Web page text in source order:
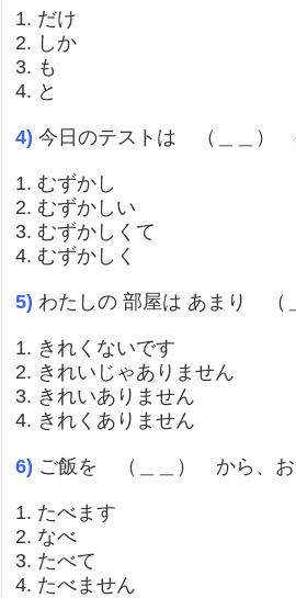
1. だけ
2. しか
3. も
4. と
4) 今日のテストは （＿＿）
1. むずかし
2. むずかしい
3. むずかしくて
4. むずかしく
5) わたしの 部屋は あまり （
1. きれくないです
2. きれいじゃありません
3. きれいありません
4. きれくありません
6) ご飯を （＿＿） から、お
1. たべます
2. なべ
3. たべて
4. たべません